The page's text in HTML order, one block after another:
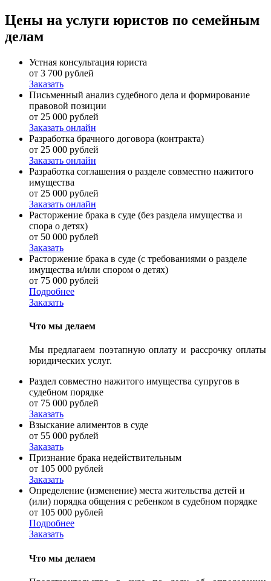
Цены на услуги юристов по семейным
делам
Устная консультация юриста
от 3 700 рублей
Заказать
Письменный анализ судебного дела и формирование
правовой позиции
от 25 000 рублей
Заказать онлайн
Разработка брачного договора (контракта)
от 25 000 рублей
Заказать онлайн
Разработка соглашения о разделе совместно нажитого
имущества
от 25 000 рублей
Заказать онлайн
Расторжение брака в суде (без раздела имущества и
спора о детях)
от 50 000 рублей
Заказать
Расторжение брака в суде (с требованиями о разделе
имущества и/или спором о детях)
от 75 000 рублей
Подробнее
Заказать
Что мы делаем
Мы предлагаем поэтапную оплату и рассрочку оплаты
юридических услуг.
Раздел совместно нажитого имущества супругов в
судебном порядке
от 75 000 рублей
Заказать
Взыскание алиментов в суде
от 55 000 рублей
Заказать
Признание брака недействительным
от 105 000 рублей
Заказать
Определение (изменение) места жительства детей и
(или) порядка общения с ребенком в судебном порядке
от 105 000 рублей
Подробнее
Заказать
Что мы делаем